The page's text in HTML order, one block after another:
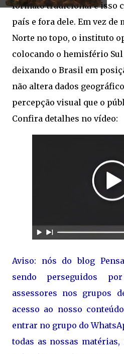
formato tradicional e isso
país e fora dele. Em vez
Norte no topo, o instituto
colocando o hemisfério
deixando o Brasil em
não altera dados
percepção visual que o
Confira detalhes no vídeo:
Aviso: nós do blog
sendo perseguidos
assessores nos grupos
acesso ao nosso
entrar no grupo do
todas as nossas